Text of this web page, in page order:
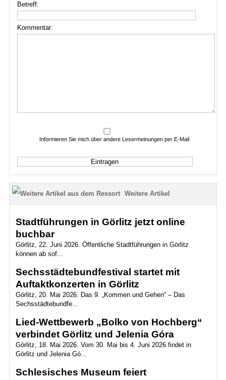
Betreff:
Kommentar:
Informieren Sie mich über andere Lesermeinungen per E-Mail
Weitere Artikel
Stadtführungen in Görlitz jetzt online
buchbar
Görlitz, 22. Juni 2026. Öffentliche Stadtführungen in Görlitz
können ab sof...
Sechsstädtebundfestival startet mit
Auftaktkonzerten in Görlitz
Görlitz, 20. Mai 2026. Das 9. „Kommen und Gehen“ – Das
Sechsstädtebundfe...
Lied-Wettbewerb „Bolko von Hochberg“
verbindet Görlitz und Jelenia Góra
Görlitz, 18. Mai 2026. Vom 30. Mai bis 4. Juni 2026 findet in
Görlitz und Jelenia Gó...
Schlesisches Museum feiert